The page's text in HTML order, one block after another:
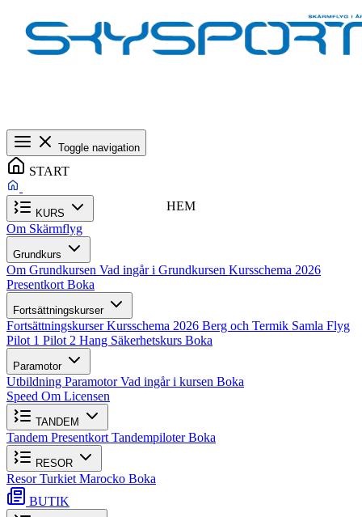
Toggle navigation
START
HEM
KURS
Om Skärmflyg
Grundkurs
Om Grundkursen Vad ingår i Grundkursen Kursschema 2026
Presentkort Boka
Fortsättningskurser
FortsättningskurserKursschema 2026 Berg och Termik Samla Flyg
Pilot 1 Pilot 2 Hang Säkerhetskurs Boka
Paramotor
Utbildning ParamotorVad ingår i kursen Boka
Speed Om Licensen
TANDEM
Tandem Presentkort TandempiloterBoka
RESOR
ResorTurkiet Marocko Boka
BUTIK